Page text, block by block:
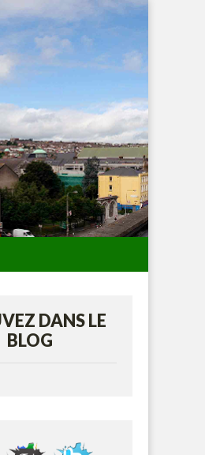
DANS LE
BLOG